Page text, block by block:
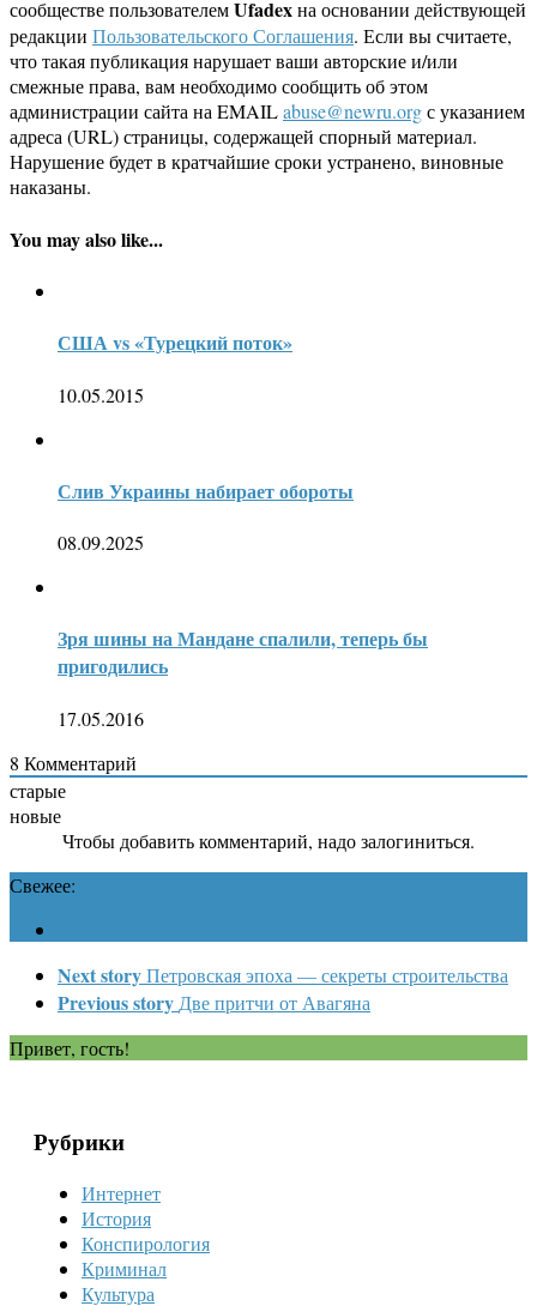
сообществе пользователемUfadexна основании действующей
редакции Пользовательского Соглашения. Если вы считаете,
что такая публикация нарушает ваши авторские и/или
смежные права, вам необходимо сообщить об этом
администрации сайта на EMAILabuse@newru.orgс указанием
адреса (URL) страницы, содержащей спорный материал.
Нарушение будет в кратчайшие сроки устранено, виновные
наказаны.
You may also like...
США vs «Турецкий поток»
10.05.2015
Слив Украины набирает обороты
08.09.2025
Зря шины на Мандане спалили, теперь бы
пригодились
17.05.2016
8 Комментарий
старые
новые
Чтобы добавить комментарий, надо залогиниться.
Свежее:
Next storyПетровская эпоха — секреты строительства
Previous story Две притчи от Авагяна
Привет, гость!
Рубрики
Интернет
История
Конспирология
Криминал
Культура